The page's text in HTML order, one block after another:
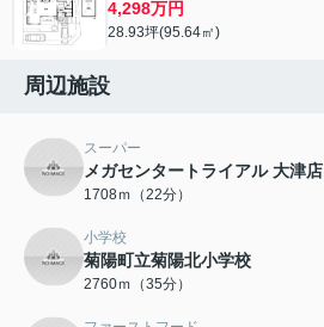
4,298万円
28.93坪(95.64㎡)
周辺施設
スーパー
メガセンタートライアル 大津店
1708ｍ（22分）
小学校
菊陽町立菊陽北小学校
2760ｍ（35分）